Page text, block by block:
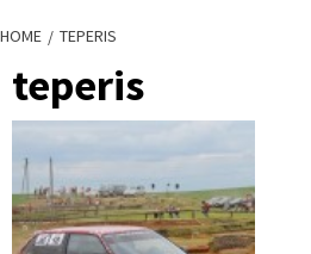
HOME TEPERIS
teperis